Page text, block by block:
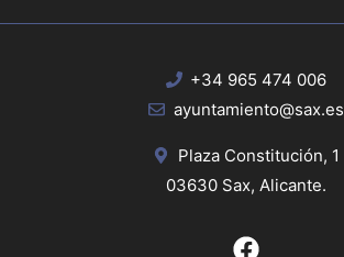
+34 965 474 006
ayuntamiento@sax.es
Plaza Constitución, 1
03630 Sax, Alicante.